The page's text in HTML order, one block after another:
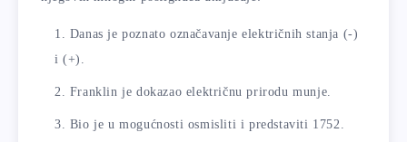
Danas je poznato označavanje električnih stanja (-)
i (+).
Franklin je dokazao električnu prirodu munje.
Bio je u mogućnosti osmisliti i predstaviti 1752.